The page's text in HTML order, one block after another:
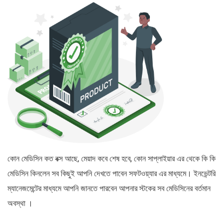
কোন মেডিসিন কত বক্স আছে, মেয়াদ কবে শেষ হবে, কোন সাপ্লাইয়ার এর থেকে কি কি
মেডিসিন কিনলেন সব কিছুই আপনি দেখতে পাবেন সফটওয়্যার এর মাধ্যমে। ইনভেন্টরি
ম্যানেজমেন্টের মাধ্যমে আপনি জানতে পারবেন আপনার স্টকের সব মেডিসিনের বর্তমান
অবস্থা ।